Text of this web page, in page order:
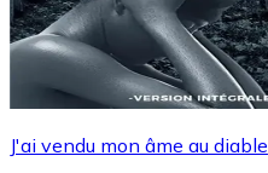
J'ai vendu mon âme au diable